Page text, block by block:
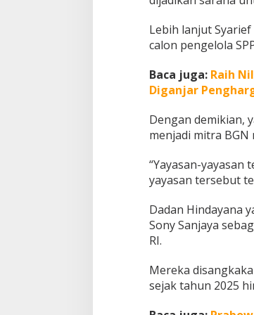
a
n
a
s
Lebih lanjut
calon pengelola
Baca juga: Raih
Diganjar
Dengan demikian,
menjadi mitra
“Yayasan-
yayasan tersebut
Dadan Hindayana
Sony Sanjaya
RI.
Mereka
sejak tahun 2025